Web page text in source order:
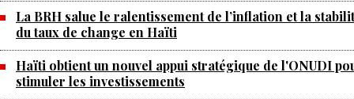
La BRH salue le ralentissement de l’inflation et la
du taux de change en Haïti
Haïti obtient un nouvel appui stratégique de l'ONUDI
stimuler les investissements